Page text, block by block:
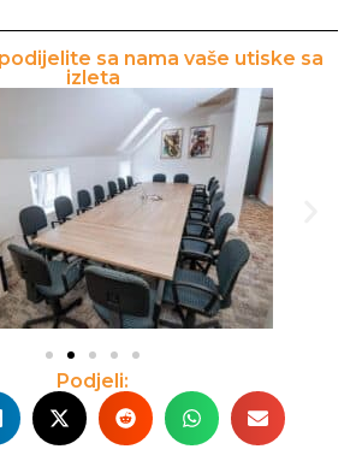
sa nama vaše utiske sa
izleta
Podjeli: